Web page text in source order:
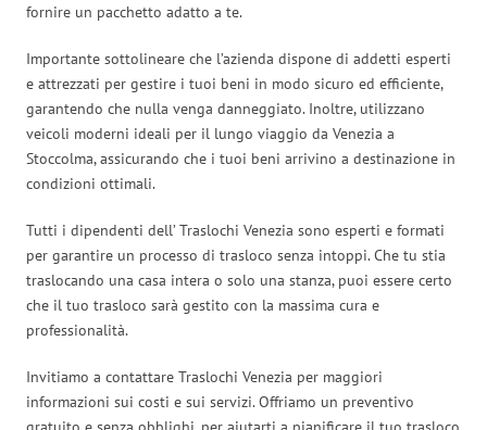
fornire un pacchetto adatto a te.
Importante sottolineare che l’azienda dispone di addetti esperti
e attrezzati per gestire i tuoi beni in modo sicuro ed efficiente,
garantendo che nulla venga danneggiato. Inoltre, utilizzano
veicoli moderni ideali per il lungo viaggio da Venezia a
Stoccolma, assicurando che i tuoi beni arrivino a destinazione in
condizioni ottimali.
Tutti i dipendenti dell’ Traslochi Venezia sono esperti e formati
per garantire un processo di trasloco senza intoppi. Che tu stia
traslocando una casa intera o solo una stanza, puoi essere certo
che il tuo trasloco sarà gestito con la massima cura e
professionalità.
Invitiamo a contattare Traslochi Venezia per maggiori
informazioni sui costi e sui servizi. Offriamo un preventivo